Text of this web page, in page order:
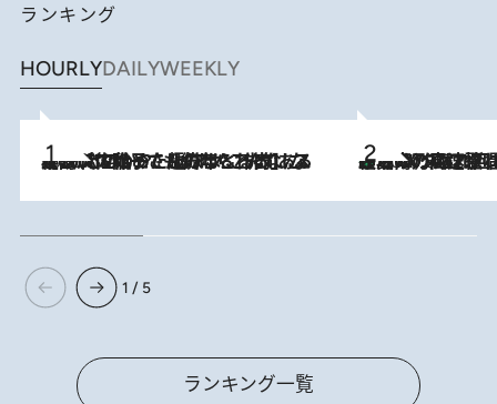
ランキング
HOURLYDAILYWEEKLY
2026.8.5
【阿川佐和子さんの年とる力】なぜ70代で始めた趣味は“こんなに楽しい”のか？ ピアノ、俳句…スランプに陥っても続けられる“ある秘訣”とは 2026.8.7
「湘南乃風に憧れて」観客大盛上がりの“タオル回し”に、ラッパー顔負けの高速歌唱まで…さだまさし（74）のアグレッシブすぎる現在地
1 / 5
ランキング一覧